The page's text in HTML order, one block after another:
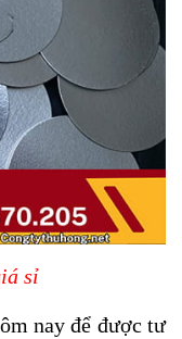
sỉ
nay để được tư